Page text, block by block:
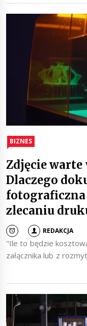
BIZNES
Zdjęcie warte
Dlaczego
zlecaniu
REDAKCJA
"Ile to będzie
załącznika lub z